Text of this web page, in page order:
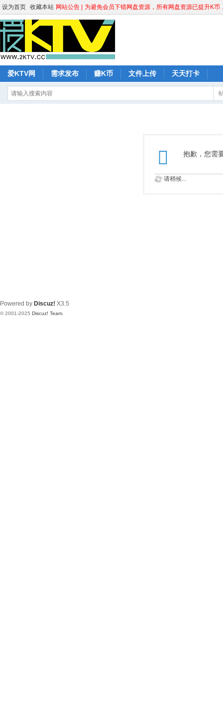
设为首页 收藏本站 网站公告 | 为避免会员下错网盘资源，所有网盘资源已提升K
爱KTV网 需求发布 赚K币 文件上传 天天打卡
抱歉，您需
请稍候...
Powered by Discuz! X3.5
© 2001-2025 Discuz! Team